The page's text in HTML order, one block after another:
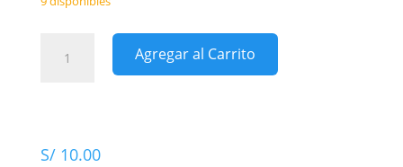
Fresh
Agregar al Carrito
S/10.00